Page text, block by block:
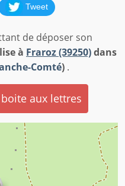
Tweet
de déposer son
à Fraroz (39250)dans
Comté) .
aux lettres